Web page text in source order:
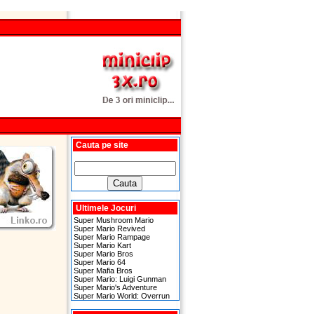
Cauta pe site
Ultimele Jocuri
Super Mushroom Mario
Super Mario Revived
Super Mario Rampage
Super Mario Kart
Super Mario Bros
Super Mario 64
Super Mafia Bros
Super Mario: Luigi Gunman
Super Mario's Adventure
Super Mario World: Overrun